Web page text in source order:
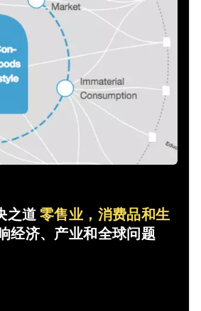
之道零售业，消费品和生
经济、产业和全球问题